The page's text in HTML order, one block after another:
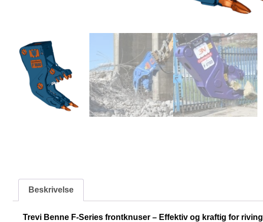
Beskrivelse
Trevi Benne F-Series frontknuser – Effektiv og kraftig for riving